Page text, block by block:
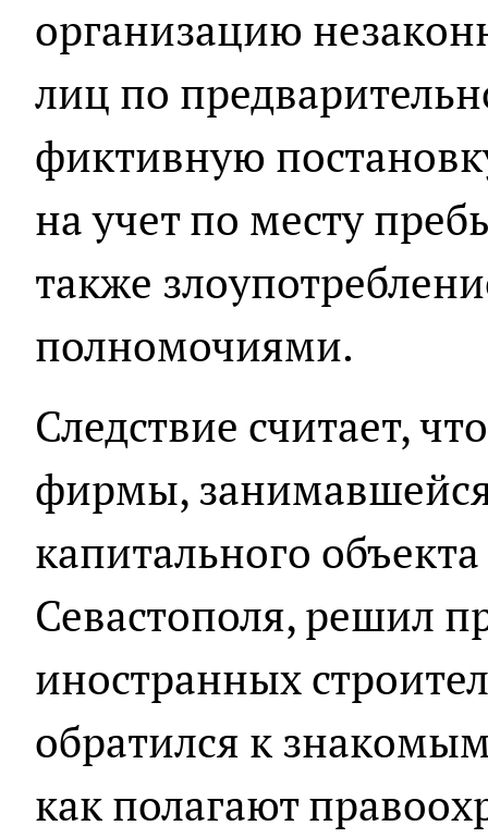
организацию
лиц по
фиктивную
на учет по месту
также
полномочиями.
Следствие считает,
фирмы,
капитального
Севастополя, решил
иностранных
обратился к
как полагают